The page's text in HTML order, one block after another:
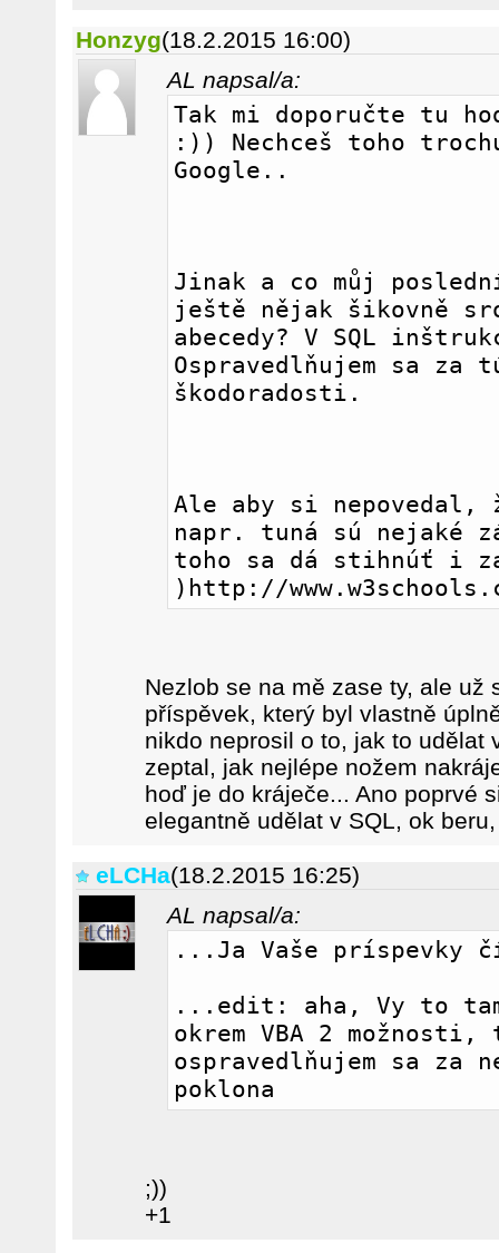
Honzyg(18.2.2015 16:00)
AL napsal/a:
Tak mi doporučte tu
:)) Nechceš toho
Google..
Jinak a co můj
ještě nějak šikovně
abecedy? V SQL
Ospravedlňujem sa za
škodoradosti.
Ale aby si nepovedal,
napr. tuná sú nejaké
toho sa dá stihnúť i
)http://
Nezlob se na mě zase ty, ale už
příspěvek, který byl vlastně
nikdo neprosil o to, jak to udělat
zeptal, jak nejlépe nožem
hoď je do kráječe... Ano poprvé
elegantně udělat v SQL, ok
eLCHa(18.2.2015 16:25)
AL napsal/a:
...Ja Vaše príspevky
...edit: aha, Vy to
okrem VBA 2 možnosti,
ospravedlňujem sa za
poklona
;))
+1